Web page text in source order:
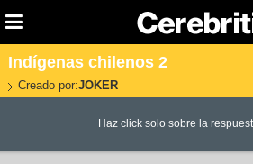
Indígenas chilenos 2
Creado por:JOKER
Haz click solo sobre la